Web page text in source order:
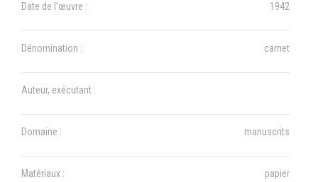
Date de l’œuvre : 1942
Dénomination : carnet
Auteur, exécutant :
Domaine : manuscrits
Matériaux : papier